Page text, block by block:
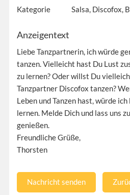
Kategorie
Salsa, Discofox,
Anzeigentext
Liebe Tanzpartnerin, ich würde
tanzen. Vielleicht hast Du Lust
zu lernen? Oder willst Du
Tanzpartner Discofox tanzen?
Leben und Tanzen hast, würde
lernen. Melde Dich und lass uns
genießen.
Freundliche Grüße,
Thorsten
Nachricht senden